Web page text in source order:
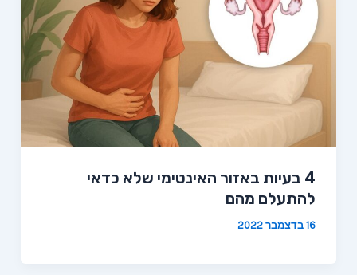
4 בעיות באזור האינטימי שלא כדאי
להתעלם מהם
16 בדצמבר 2022